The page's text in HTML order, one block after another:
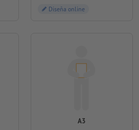
Diseña online
A3